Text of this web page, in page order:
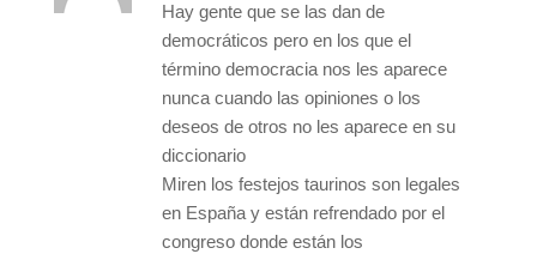
Hay gente que se las dan de
democráticos pero en los que el
término democracia nos les aparece
nunca cuando las opiniones o los
deseos de otros no les aparece en su
diccionario
Miren los festejos taurinos son legales
en España y están refrendado por el
congreso donde están los